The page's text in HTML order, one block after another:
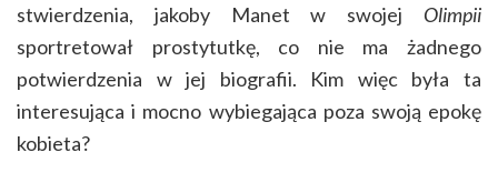
stwierdzenia, jakoby Manet w swojej Olimpii
sportretował prostytutkę, co nie ma żadnego
potwierdzenia w jej biografii. Kim więc była ta
interesująca i mocno wybiegająca poza swoją epokę
kobieta?